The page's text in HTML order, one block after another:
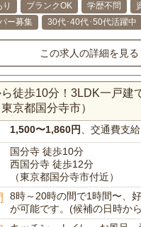
ブランクOK 学歴不問
ー募集
30代･40代･50代活躍中
この求人の詳細を見る
ら徒歩10分！3LDK一戸建
京都国分寺市）
1,500〜1,860円、交通費支
国分寺 徒歩10分
西国分寺 徒歩12分
（東京都国分寺市付近）
8時～20時の間で1時間〜、
が可能です。(候補の日時か